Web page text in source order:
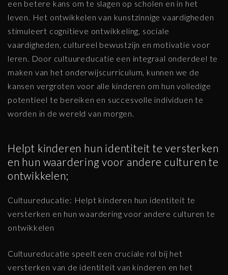
een betere kans om te slagen op scholen en in het
leven. Het ontwikkelen van kunstzinnige vaardigheden
stimuleert cognitieve ontwikkeling, sociale
vaardigheden, cultureel bewustzijn en motivatie voor
leren. Door cultuureducatie een integraal onderdeel te
maken van het onderwijscurriculum, kunnen we de
kansen vergroten voor alle kinderen om hun volledige
potentieel te bereiken en succesvolle individuen te
worden in de wereld van morgen.
Helpt kinderen hun identiteit te versterken
en hun waardering voor andere culturen te
ontwikkelen;
Cultuureducatie: Helpt kinderen hun identiteit te
versterken en hun waardering voor andere culturen te
ontwikkelen
Cultuureducatie speelt een cruciale rol bij het
versterken van de identiteit van kinderen en het